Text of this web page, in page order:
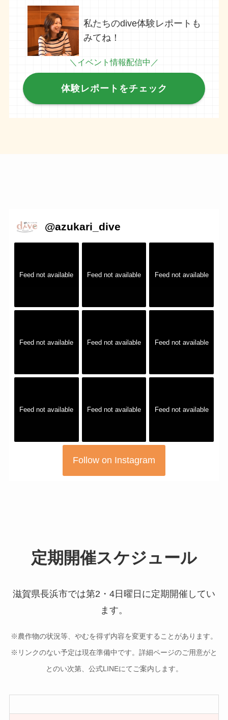
私たちのdive体験レポートも
みてね！
＼イベント情報配信中／
体験レポートをチェック
@azukari_dive
Feed not available Feed not available Feed not available
Feed not available Feed not available Feed not available
Feed not available Feed not available Feed not available
Follow on Instagram
定期開催スケジュール
滋賀県長浜市では第2・4日曜日に定期開催してい
ます。
※農作物の状況等、やむを得ず内容を変更することがあります。
※リンクのない予定は現在準備中です。詳細ページのご用意がと
とのい次第、公式LINEにてご案内します。